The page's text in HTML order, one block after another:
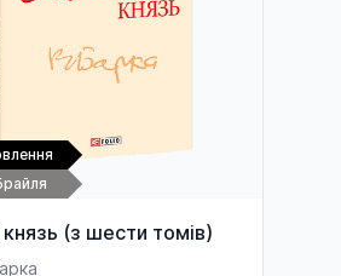
(з шести томів)